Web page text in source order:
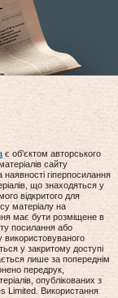
є об'єктом авторського
сайту
гіперпосилання
що знаходяться у
відкритого для
матеріалу на
має бути розміщене в
посилання або
у закритому доступі
лише за попереднім
передрук,
опублікованих з
Limited. Використання